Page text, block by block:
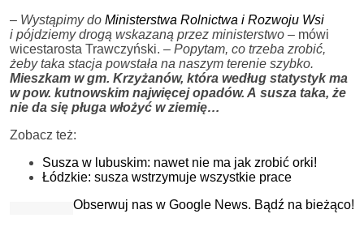
– Wystąpimy do Ministerstwa Rolnictwa i Rozwoju Wsi
i pójdziemy drogą wskazaną przez ministerstwo – mówi
wicestarosta Trawczyński. – Popytam, co trzeba zrobić,
żeby taka stacja powstała na naszym terenie szybko.
Mieszkam w gm. Krzyżanów, która według statystyk ma
w pow. kutnowskim najwięcej opadów. A susza taka, że
nie da się pługa włożyć w ziemię…
Zobacz też:
Susza w lubuskim: nawet nie ma jak zrobić orki!
Łódzkie: susza wstrzymuje wszystkie prace
Obserwuj nas w Google News. Bądź na bieżąco!